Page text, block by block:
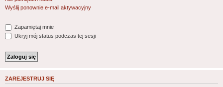
Wyślij ponownie e-mail aktywacyjny
Zapamiętaj mnie
Ukryj mój status podczas tej sesji
ZAREJESTRUJ SIĘ